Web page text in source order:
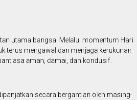
utama bangsa. Melalui momentum Hari
terus mengawal dan menjaga kerukunan
aman, damai, dan kondusif.
secara bergantian oleh masing-